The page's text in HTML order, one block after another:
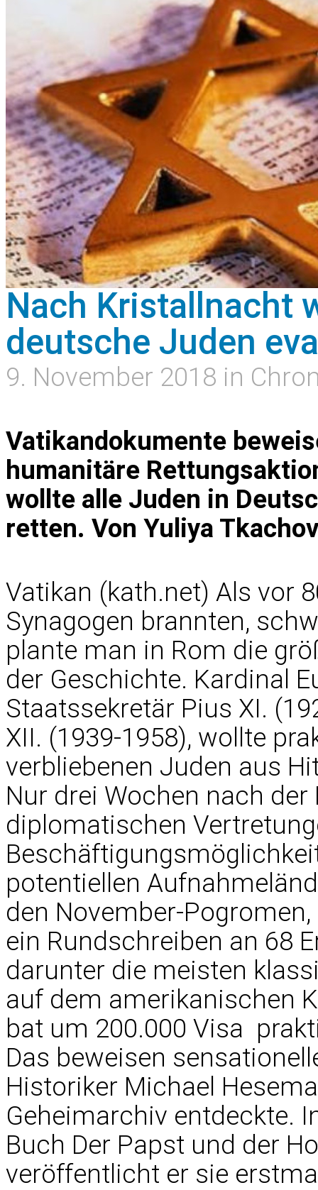
Nach
deutsche Juden
9. November 2018 in
Vatikandokumente
humanitäre
wollte alle Juden in
retten. Von Yuliya
Vatikan (kath.net) Als vor
Synagogen brannten,
plante man in Rom die
der Geschichte. Kardinal
Staatssekretär Pius XI.
XII. (1939-1958), wollte
verbliebenen Juden aus
Nur drei Wochen nach der
diplomatischen
potentiellen
den November-
ein Rundschreiben an 68
darunter die meisten
auf dem amerikanischen
bat um 200.000 Visa 
Das beweisen
Historiker Michael
Geheimarchiv entdeckte.
Buch Der Papst und der
veröffentlicht er sie